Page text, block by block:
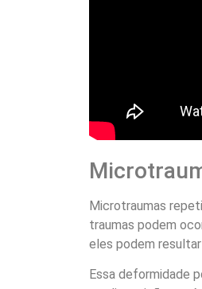
Microtraumas
traumas podem
eles podem resultar
Essa deformidade